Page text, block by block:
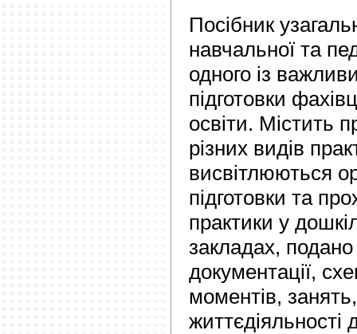
Посібник
навчальної та
одного із
підготовки
освіти. Містить
різних видів
висвітлюються
підготовки та
практики у
закладах,
документації,
моментів,
життєдіяльності